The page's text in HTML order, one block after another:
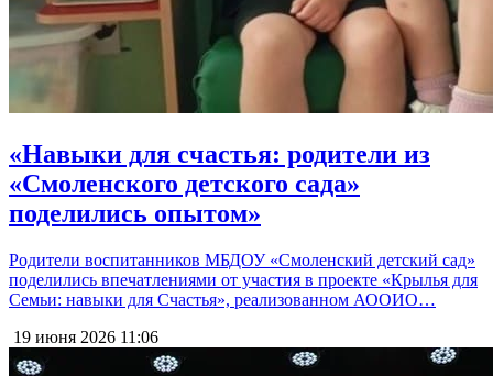
«Навыки для счастья: родители из
«Смоленского детского сада»
поделились опытом»
Родители воспитанников МБДОУ «Смоленский детский сад»
поделились впечатлениями от участия в проекте «Крылья для
Семьи: навыки для Счастья», реализованном АООИО…
19 июня 2026 11:06